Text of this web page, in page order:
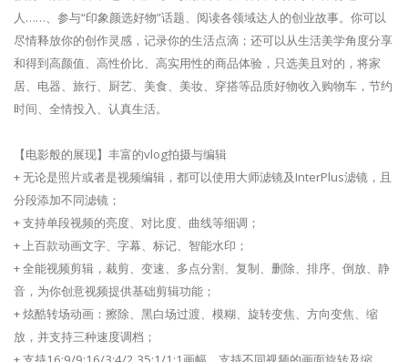
人……、参与“印象颜选好物”话题、阅读各领域达人的创业故事。你可以
尽情释放你的创作灵感，记录你的生活点滴；还可以从生活美学角度分享
和得到高颜值、高性价比、高实用性的商品体验，只选美且对的，将家
居、电器、旅行、厨艺、美食、美妆、穿搭等品质好物收入购物车，节约
时间、全情投入、认真生活。
【电影般的展现】丰富的vlog拍摄与编辑
+ 无论是照片或者是视频编辑，都可以使用大师滤镜及InterPlus滤镜，且
分段添加不同滤镜；
+ 支持单段视频的亮度、对比度、曲线等细调；
+ 上百款动画文字、字幕、标记、智能水印；
+ 全能视频剪辑，裁剪、变速、多点分割、复制、删除、排序、倒放、静
音，为你创意视频提供基础剪辑功能；
+ 炫酷转场动画：擦除、黑白场过渡、模糊、旋转变焦、方向变焦、缩
放，并支持三种速度调档；